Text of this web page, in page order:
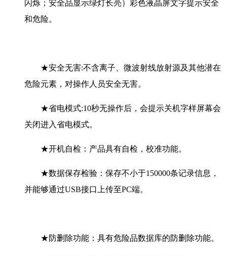
闪烁；安全品显示绿灯长亮）彩色液晶屏文字提示安全
和危险。
★安全无害:不含离子、微波射线放射源及其他潜在
危险元素，对操作人员安全无害。
★省电模式:10秒无操作后，会提示关机字样屏幕会
关闭进入省电模式。
★开机自检：产品具有自检，校准功能。
★数据保存检验：保存不小于150000条记录信息，
并能够通过USB接口上传至PC端。
★防删除功能：具有危险品数据库的防删除功能。